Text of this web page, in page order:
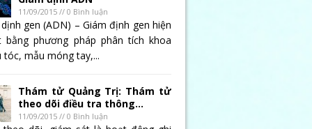
năm thất nghiệp, đã chọn việc ở nhà chăm
tâm lo cho công việc của mình. Nam không
Nam đều cố gắng về sớm để chia sẻ cùng vợ
xem phim. Nam luôn nghĩ mình đã làm hết tình
11/09/2015 // 0 Bình luận
gen (ADN) – Giám định gen hiện
bằng phương pháp phân tích khoa
tóc, mẫu móng tay,...
Thám tử Quảng Trị: Thám tử
theo dõi điều tra thông...
11/09/2015 // 0 Bình luận